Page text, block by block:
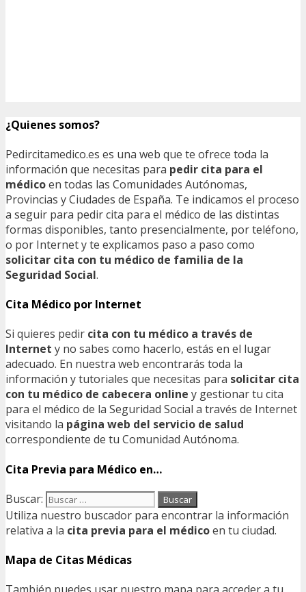
¿Quienes somos?
Pedircitamedico.es es una web que te ofrece toda la
información que necesitas para pedir cita para el
médicoen todas las Comunidades Autónomas,
Provincias y Ciudades de España. Te indicamos el proceso
a seguir para pedir cita para el médico de las distintas
formas disponibles, tanto presencialmente, por teléfono,
o por Internet y te explicamos paso a paso como
solicitar cita con tu médico de familia de la
Seguridad Social.
Cita Médico por Internet
Si quieres pedir cita con tu médico a través de
Internet y no sabes como hacerlo, estás en el lugar
adecuado. En nuestra web encontrarás toda la
información y tutoriales que necesitas para solicitar cita
con tu médico de cabecera online y gestionar tu cita
para el médico de la Seguridad Social a través de Internet
visitando la página web del servicio de salud
correspondiente de tu Comunidad Autónoma.
Cita Previa para Médico en…
Buscar:
Utiliza nuestro buscador para encontrar la información
relativa a la cita previa para el médicoen tu ciudad.
Mapa de Citas Médicas